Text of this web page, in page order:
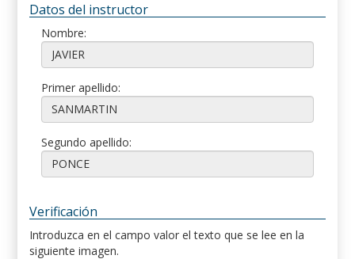
Datos del instructor
Nombre:
Primer apellido:
Segundo apellido:
Verificación
Introduzca en el campo valor el texto que se lee en la
siguiente imagen.